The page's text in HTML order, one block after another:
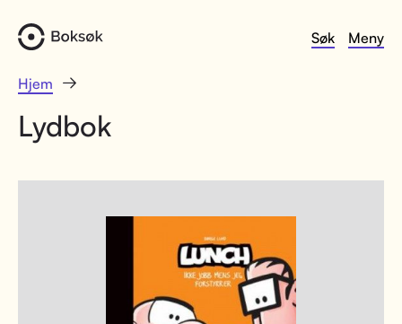
Søk Meny
Hjem
Lydbok